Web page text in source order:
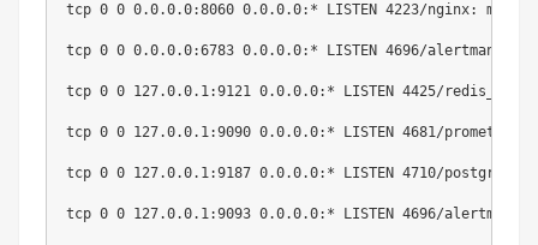
tcp 0 0 0.0.0.0:8060 0.0.0.0:* LISTEN 4223/nginx: master
tcp 0 0 0.0.0.0:6783 0.0.0.0:* LISTEN 4696/alertmanager
tcp 0 0 127.0.0.1:9121 0.0.0.0:* LISTEN 4425/
tcp 0 0 127.0.0.1:9090 0.0.0.0:* LISTEN 4681/prometheus
tcp 0 0 127.0.0.1:9187 0.0.0.0:* LISTEN 4710/
tcp 0 0 127.0.0.1:9093 0.0.0.0:* LISTEN 4696/